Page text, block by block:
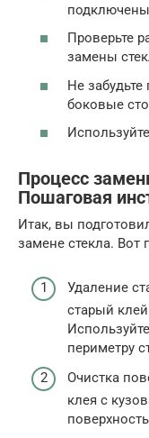
Проверьте
замены
Не
боковые
Процесс
Пошаговая
Итак, вы
замене стекла. Вот
Удаление
старый
периметру
Очистка
клея с